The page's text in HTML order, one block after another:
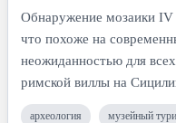
Обнаружение мозаики IV
что похоже на
неожиданностью для
римской виллы на
археология музейный